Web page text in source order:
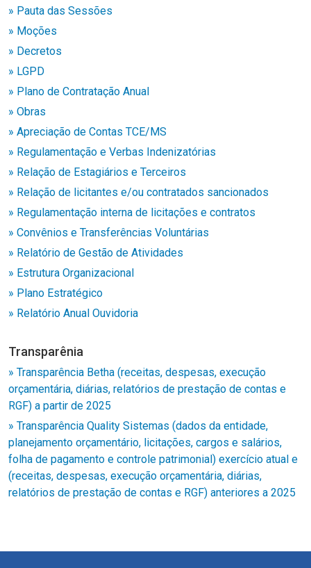
» Pauta das Sessões
» Moções
» Decretos
» LGPD
» Plano de Contratação Anual
» Obras
» Apreciação de Contas TCE/MS
» Regulamentação e Verbas Indenizatórias
» Relação de Estagiários e Terceiros
» Relação de licitantes e/ou contratados sancionados
» Regulamentação interna de licitações e contratos
» Convênios e Transferências Voluntárias
» Relatório de Gestão de Atividades
» Estrutura Organizacional
» Plano Estratégico
» Relatório Anual Ouvidoria
Transparênia
» Transparência Betha (receitas, despesas, execução
orçamentária, diárias, relatórios de prestação de contas e
RGF) a partir de 2025
» Transparência Quality Sistemas (dados da entidade,
planejamento orçamentário, licitações, cargos e salários,
folha de pagamento e controle patrimonial) exercício atual e
(receitas, despesas, execução orçamentária, diárias,
relatórios de prestação de contas e RGF) anteriores a 2025